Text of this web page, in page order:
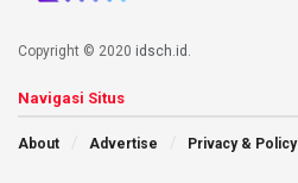
Copyright © 2020 idsch.id
Navigasi Situs
About Advertise Privacy & Policy